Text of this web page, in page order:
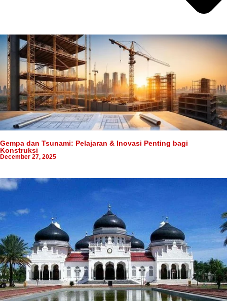
Gempa dan Tsunami: Pelajaran & Inovasi Penting bagi
Konstruksi
December 27, 2025